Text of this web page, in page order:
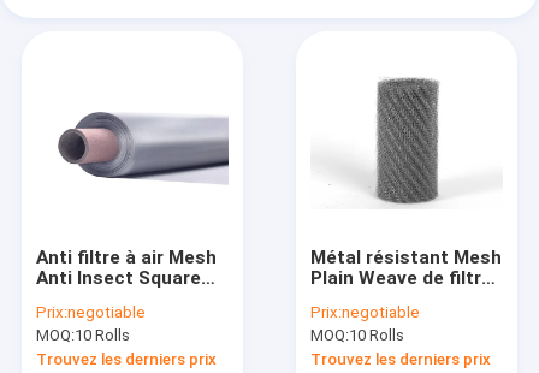
Anti filtre à air Mesh
Anti Insect Square
moustique
Prix:negotiable
MOQ:10 Rolls
Trouvez les derniers prix
Métal résistant Mesh
Plain Weave de filtre
d'alcali
Prix:negotiable
MOQ:10 Rolls
Trouvez les derniers prix